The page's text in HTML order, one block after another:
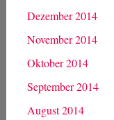
Dezember 2014
November 2014
Oktober 2014
September 2014
August 2014